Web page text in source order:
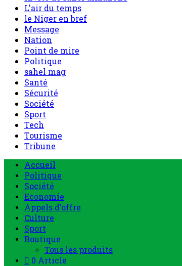
L'air du temps
le Niger en bref
Message
Nation
Point de mire
Politique
sahel mag
Santé
Sécurité
Société
Sport
Tech
Tourisme
Tribune
Menu
principal
Accueil
Politique
Société
Economie
Appels d’offre
Culture
Sport
Boutique
Tous les produits
0 Article